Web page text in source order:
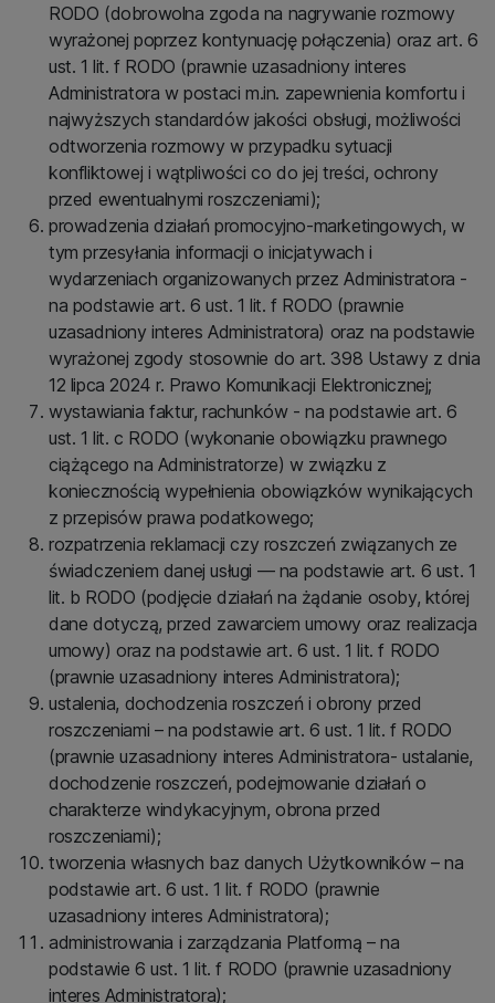
RODO (dobrowolna zgoda na nagrywanie rozmowy
wyrażonej poprzez kontynuację połączenia) oraz art. 6
ust. 1 lit. f RODO (prawnie uzasadniony interes
Administratora w postaci m.in. zapewnienia komfortu i
najwyższych standardów jakości obsługi, możliwości
odtworzenia rozmowy w przypadku sytuacji
konfliktowej i wątpliwości co do jej treści, ochrony
przed ewentualnymi roszczeniami);
prowadzenia działań promocyjno-marketingowych, w
tym przesyłania informacji o inicjatywach i
wydarzeniach organizowanych przez Administratora -
na podstawie art. 6 ust. 1 lit. f RODO (prawnie
uzasadniony interes Administratora) oraz na podstawie
wyrażonej zgody stosownie do art. 398 Ustawy z dnia
12 lipca 2024 r. Prawo Komunikacji Elektronicznej;
wystawiania faktur, rachunków - na podstawie art. 6
ust. 1 lit. c RODO (wykonanie obowiązku prawnego
ciążącego na Administratorze) w związku z
koniecznością wypełnienia obowiązków wynikających
z przepisów prawa podatkowego;
rozpatrzenia reklamacji czy roszczeń związanych ze
świadczeniem danej usługi — na podstawie art. 6 ust. 1
lit. b RODO (podjęcie działań na żądanie osoby, której
dane dotyczą, przed zawarciem umowy oraz realizacja
umowy) oraz na podstawie art. 6 ust. 1 lit. f RODO
(prawnie uzasadniony interes Administratora);
ustalenia, dochodzenia roszczeń i obrony przed
roszczeniami – na podstawie art. 6 ust. 1 lit. f RODO
(prawnie uzasadniony interes Administratora- ustalanie,
dochodzenie roszczeń, podejmowanie działań o
charakterze windykacyjnym, obrona przed
roszczeniami);
tworzenia własnych baz danych Użytkowników – na
podstawie art. 6 ust. 1 lit. f RODO (prawnie
uzasadniony interes Administratora);
administrowania i zarządzania Platformą – na
podstawie 6 ust. 1 lit. f RODO (prawnie uzasadniony
interes Administratora);